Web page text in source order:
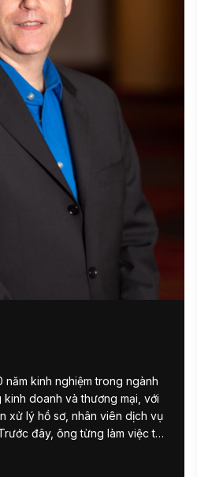
kinh nghiệm trong ngành
doanh và thương mại, với
xử lý hồ sơ, nhân viên dịch vụ
đây, ông từng làm việc tại
thuật cho các ứng viên tham